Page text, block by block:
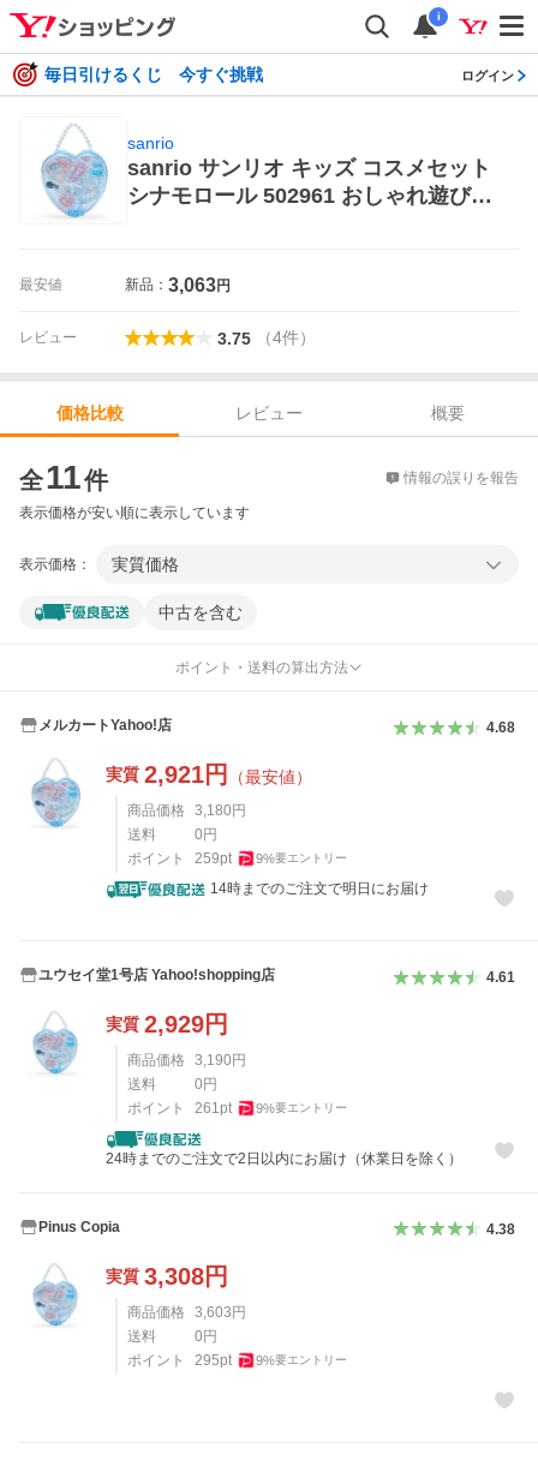
i
毎日引けるくじ 今すぐ挑戦 ログイン
sanrio
sanrio サンリオ キッズ コスメセット
シナモロール 502961 おしゃれ遊び、
最安値 新品： 3,063円
レビュー 3.75 （4件）
価格比較 レビュー
概要
全11件 情報の誤りを報告
表示価格が安い順に表示しています
表示価格： 実質価格
中古を含む
ポイント・送料の算出方法
メルカートYahoo!店 4.68
実質 2,921円 （最安値）
商品価格 3,180 円
送料
0 円
ポイント
259pt 9%要エントリー
14時までのご注文で明日にお届け
ユウセイ堂1号店 Yahoo!shopping店 4.61
実質 2,929円
商品価格 3,190 円
送料
0 円
ポイント
261pt 9%要エントリー
24時までのご注文で2日以内にお届け（休業日を除く）
Pinus Copia 4.38
実質 3,308円
商品価格 3,603円
送料
0円
ポイント
295pt 9%要エントリー